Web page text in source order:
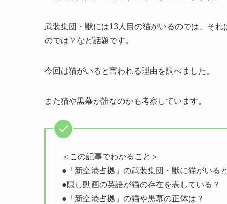
武装集団・獣には13人目の猫がいるのでは、そ
のでは？など話題です。
今回は猫がいると言われる理由を調べました。
また猫や黒幕が誰なのかも考察しています。
＜この記事でわかること＞
●「新空港占拠」の武装集団・獣に猫がいる
●隠し動画の英語が猫の存在を表している？
●「新空港占拠」の猫や黒幕の正体は？